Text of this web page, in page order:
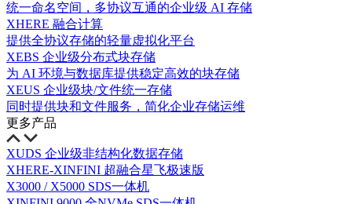
统一命名空间，多协议互通的企业级 AI 存储
XHERE 融合计算
提供全协议存储的轻量虚拟化平台
XEBS 企业级分布式块存储
为 AI 环境与数据库提供稳定高效的块存储
XEUS 企业级块/文件统一存储
同时提供块和文件服务，简化企业存储运维
更多产品
XUDS 企业级非结构化数据存储
XHERE-XINFINI 超融合星飞极速版
X3000 / X5000 SDS一体机